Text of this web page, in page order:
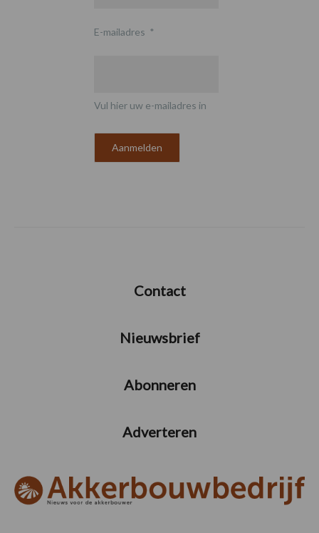
E-mailadres *
Vul hier uw e-mailadres in
Contact
Nieuwsbrief
Abonneren
Adverteren